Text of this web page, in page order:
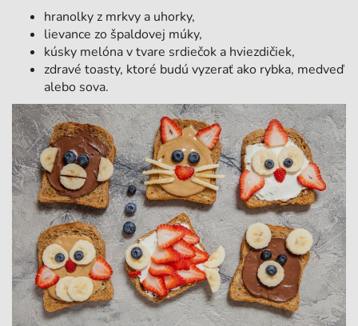
hranolky z mrkvy a uhorky,
lievance zo špaldovej múky,
kúsky melóna v tvare srdiečok a hviezdičiek,
zdravé toasty, ktoré budú vyzerať ako rybka, medveď
alebo sova.